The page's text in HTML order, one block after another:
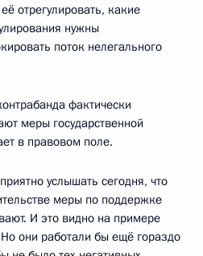
отрегулировать, какие
нужны
поток нелегального
фактически
меры государственной
в правовом поле.
услышать сегодня, что
меры по поддержке
И это видно на примере
они работали бы ещё гораздо